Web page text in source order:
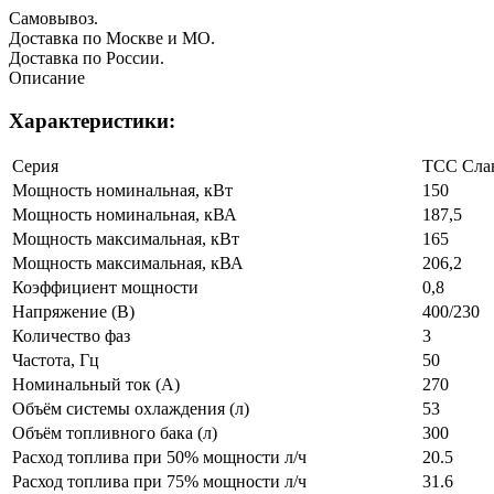
Самовывоз.
Доставка по Москве и МО.
Доставка по России.
Описание
Характеристики:
Серия
ТСС
Мощность номинальная, кВт
150
Мощность номинальная, кВА
187,5
Мощность максимальная, кВт
165
Мощность максимальная, кВА
206,2
Коэффициент мощности
0,8
Напряжение (В)
400/230
Количество фаз
3
Частота, Гц
50
Номинальный ток (А)
270
Объём системы охлаждения (л)
53
Объём топливного бака (л)
300
Расход топлива при 50% мощности л/ч
20.5
Расход топлива при 75% мощности л/ч
31.6